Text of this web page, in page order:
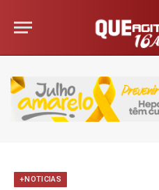
+NOTICIAS